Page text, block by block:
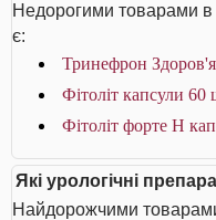
Недорогими товарами в
є:
Тринефрон
Фітоліт капсули 60
Фітоліт форте H
Які урологічні
Найдорожчими товарами